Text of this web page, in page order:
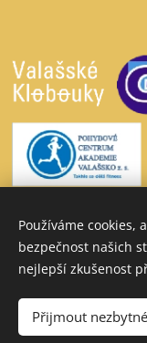
© 2026 Move
REZERVAČNÍ
Používáme cookies,
bezpečnost našich
nejlepší zkušenost
Přijmout nezbytné